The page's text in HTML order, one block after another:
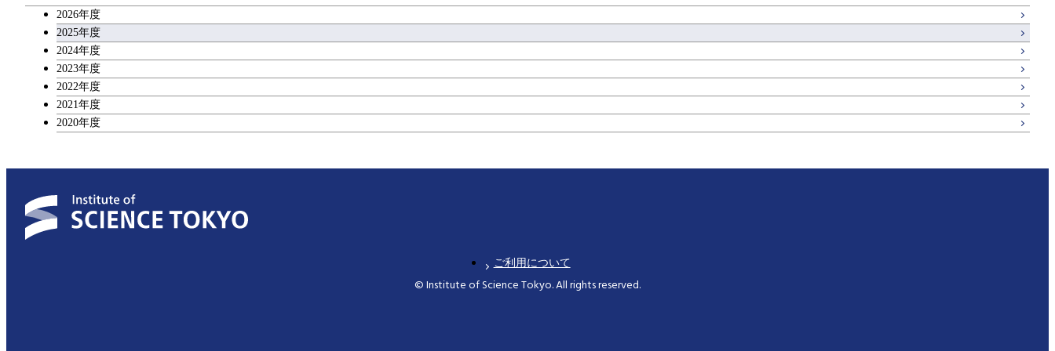
2026年度
2025年度
2024年度
2023年度
2022年度
2021年度
2020年度
ご利用について
© Institute of Science Tokyo. All rights reserved.